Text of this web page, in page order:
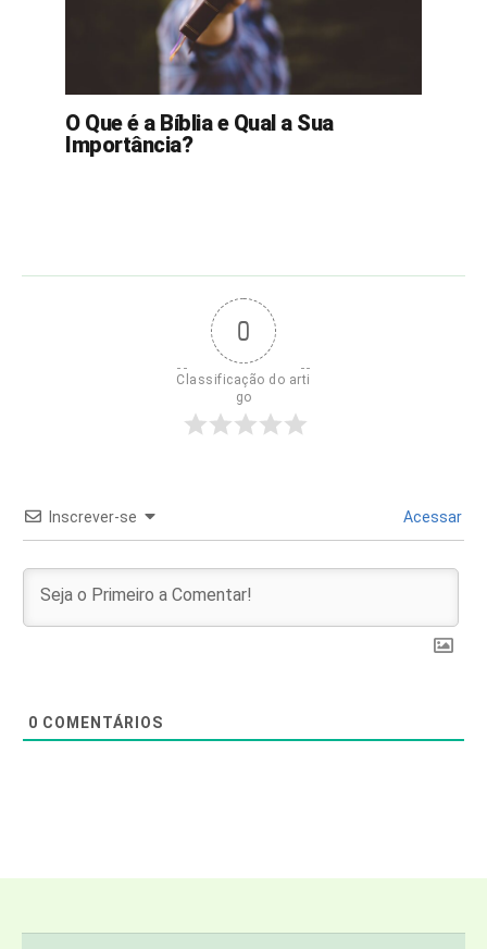
O Que é a Bíblia e Qual a Sua
Importância?
0
Classificação do arti
go
Inscrever-se Acessar
0 COMENTÁRIOS